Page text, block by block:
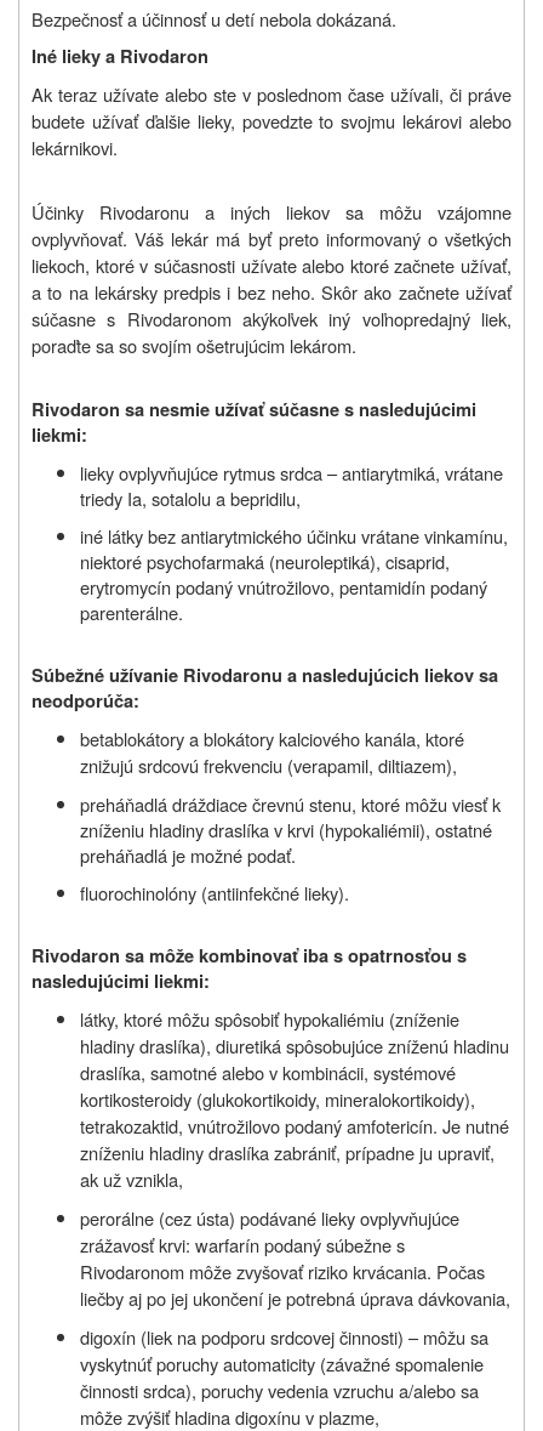
Bezpečnosť a účinnosť u detí nebola dokázaná.
Iné lieky a Rivodaron
Ak teraz užívate alebo ste v poslednom čase užívali, či práve
budete užívať ďalšie lieky, povedzte to svojmu lekárovi alebo
lekárnikovi.
Účinky Rivodaronu a iných liekov sa môžu vzájomne
ovplyvňovať. Váš lekár má byť preto informovaný o všetkých
liekoch, ktoré v súčasnosti užívate alebo ktoré začnete užívať,
a to na lekársky predpis i bez neho. Skôr ako začnete užívať
súčasne s Rivodaronom akýkoľvek iný voľnopredajný liek,
poraďte sa so svojím ošetrujúcim lekárom.
Rivodaron sa nesmie užívať súčasne s nasledujúcimi
liekmi:
lieky ovplyvňujúce rytmus srdca – antiarytmiká, vrátane
triedy Ia, sotalolu a bepridilu,
iné látky bez antiarytmického účinku vrátane vinkamínu,
niektoré psychofarmaká (neuroleptiká), cisaprid,
erytromycín podaný vnútrožilovo, pentamidín podaný
parenterálne.
Súbežné užívanie Rivodaronu a nasledujúcich liekov sa
neodporúča:
betablokátory a blokátory kalciového kanála, ktoré
znižujú srdcovú frekvenciu (verapamil, diltiazem),
preháňadlá dráždiace črevnú stenu, ktoré môžu viesť k
zníženiu hladiny draslíka v krvi (hypokaliémii), ostatné
preháňadlá je možné podať.
fluorochinolóny (antiinfekčné lieky).
Rivodaron sa môže kombinovať iba s opatrnosťou s
nasledujúcimi liekmi:
látky, ktoré môžu spôsobiť hypokaliémiu (zníženie
hladiny draslíka), diuretiká spôsobujúce zníženú hladinu
draslíka, samotné alebo v kombinácii, systémové
kortikosteroidy (glukokortikoidy, mineralokortikoidy),
tetrakozaktid, vnútrožilovo podaný amfotericín. Je nutné
zníženiu hladiny draslíka zabrániť, prípadne ju upraviť,
ak už vznikla,
perorálne (cez ústa) podávané lieky ovplyvňujúce
zrážavosť krvi: warfarín podaný súbežne s
Rivodaronom môže zvyšovať riziko krvácania. Počas
liečby aj po jej ukončení je potrebná úprava dávkovania,
digoxín (liek na podporu srdcovej činnosti) – môžu sa
vyskytnúť poruchy automaticity (závažné spomalenie
činnosti srdca), poruchy vedenia vzruchu a/alebo sa
môže zvýšiť hladina digoxínu v plazme,